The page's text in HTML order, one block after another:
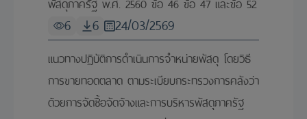
พัสดุภาครัฐ พ.ศ. 2560 ข้อ 46 ข้อ 47 และข้อ 52
6 6 24/03/2569
แนวทางปฏิบัติการดำเนินการจำหน่ายพัสดุ โดยวิธี
การขายทอดตลาด ตามระเบียบกระทรวงการคลังว่า
ด้วยการจัดซื้อจัดจ้างและการบริหารพัสดุภาครัฐ